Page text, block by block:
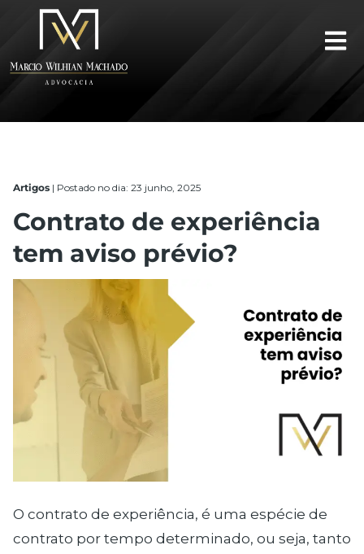
Artigos| Postado no dia: 23 junho, 2025
Contrato de experiência
tem aviso prévio?
O contrato de experiência, é uma espécie de
contrato por tempo determinado, ou seja, tanto